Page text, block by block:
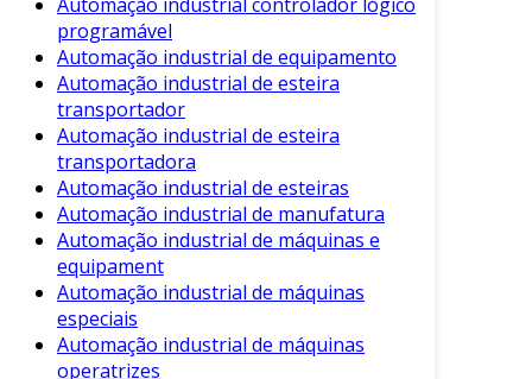
reduzir erros e melhorar a qualidade dos
produtos.
Benefícios da Automação Industrial
A automação industrial oferece uma gama de
benefícios que podem transformar
completamente a maneira como as indústrias
operam. Entre os principais benefícios,
destacam-se:
Aumento da Eficiência: Processos
automatizados operam em maior
velocidade e com menos interrupções.
programável
Automação industrial de equipamento
Automação industrial de esteira
transportador
Automação industrial de esteira
transportadora
Automação industrial de esteiras
Automação industrial de manufatura
Automação industrial de máquinas e
equipament
Automação industrial de máquinas
especiais
Automação industrial de máquinas
operatrizes